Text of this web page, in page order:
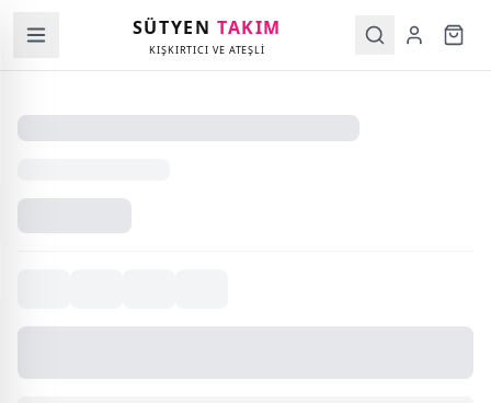
SÜTYENTAKIM
KIŞKIRTICI VE ATEŞLİ